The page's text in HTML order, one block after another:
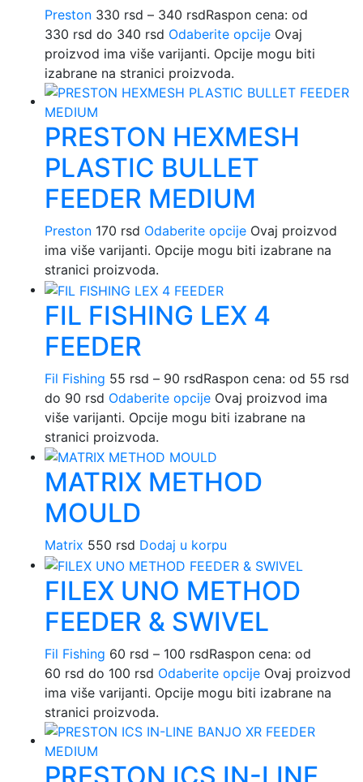
Preston 330 rsd – 340 rsdRaspon cena: od
330 rsd do 340 rsd Odaberite opcije Ovaj
proizvod ima više varijanti. Opcije mogu biti
izabrane na stranici proizvoda.
PRESTON HEXMESH
PLASTIC BULLET
FEEDER MEDIUM
Preston 170 rsd Odaberite opcije Ovaj proizvod
ima više varijanti. Opcije mogu biti izabrane na
stranici proizvoda.
FIL FISHING LEX 4
FEEDER
Fil Fishing 55 rsd – 90 rsdRaspon cena: od 55 rsd
do 90 rsd Odaberite opcije Ovaj proizvod ima
više varijanti. Opcije mogu biti izabrane na
stranici proizvoda.
MATRIX METHOD
MOULD
Matrix 550 rsd Dodaj u korpu
FILEX UNO METHOD
FEEDER & SWIVEL
Fil Fishing 60 rsd – 100 rsdRaspon cena: od
60 rsd do 100 rsd Odaberite opcije Ovaj proizvod
ima više varijanti. Opcije mogu biti izabrane na
stranici proizvoda.